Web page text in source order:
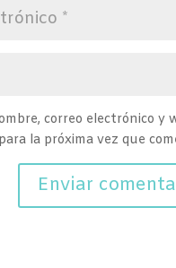
correo electrónico y
la próxima vez que